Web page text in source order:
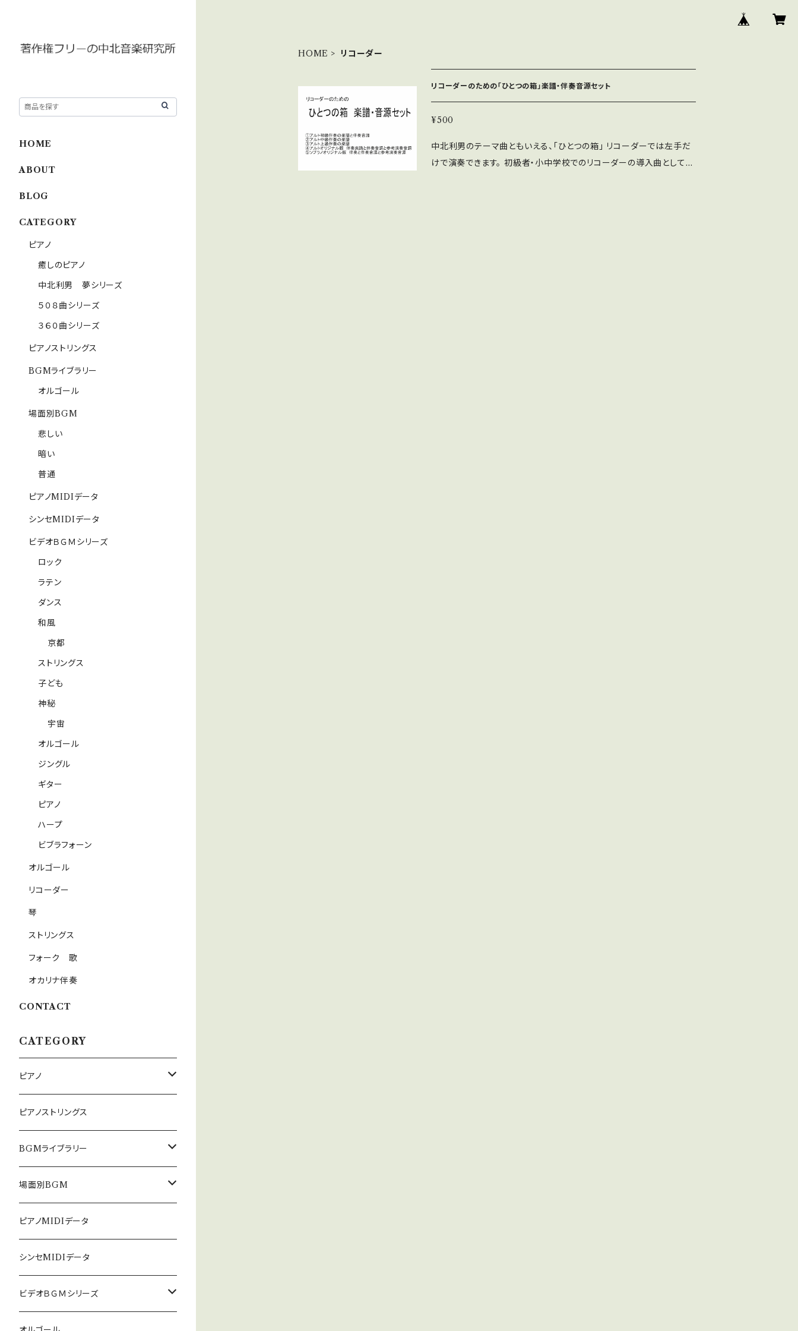
HOME リコーダー
リコーダーのための「ひとつの箱」楽譜・伴奏音源セット
¥500
中北利男のテーマ曲ともいえる、「ひとつの箱」 リコーダーでは左手だ
けで演奏できます。 初級者・小中学校でのリコーダーの導入曲として最
HOME
ABOUT
BLOG
CATEGORY
ピアノ
癒しのピアノ
中北利男 夢シリーズ
５０８曲シリーズ
３６０曲シリーズ
ピアノストリングス
BGMライブラリー
オルゴール
場面別BGM
悲しい
暗い
普通
ピアノMIDIデータ
シンセMIDIデータ
ビデオＢＧＭシリーズ
ロック
ラテン
ダンス
和風
京都
ストリングス
子ども
神秘
宇宙
オルゴール
ジングル
ギター
ピアノ
ハープ
ビブラフォーン
オルゴール
リコーダー
琴
ストリングス
フォーク 歌
オカリナ伴奏
CONTACT
CATEGORY
ピアノ
癒しのピアノ
中北利男 夢シリーズ
５０８曲シリーズ
３６０曲シリーズ
ピアノストリングス
BGMライブラリー
オルゴール
場面別BGM
悲しい
暗い
普通
ピアノMIDIデータ
シンセMIDIデータ
ビデオＢＧＭシリーズ